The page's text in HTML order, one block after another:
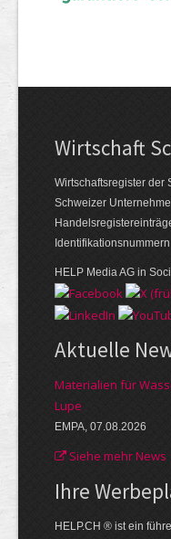
Wirtschaft
Wirtschaftsregister der
Schweizer
Identifikationsnummern.
HELP Media AG in
Aktuelle
Materialien für
Lupe
EMPA, 07.08.2026
Siehe mehr News
Ihre
HELP.CH ® ist ein